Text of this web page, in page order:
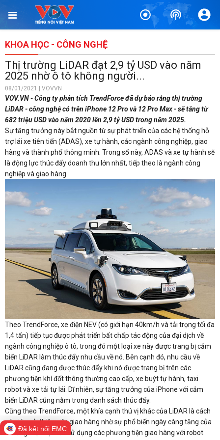
KHOA HỌC - CÔNG NGHỆ
Thị trường LiDAR đạt 2,9 tỷ USD vào năm
2025 nhờ ô tô không người...
08/01/2021 | VOVVN
VOV.VN - Công ty phân tích TrendForce đã dự báo rằng thị trường
LiDAR - công nghệ có trên iPhone 12 Pro và 12 Pro Max - sẽ tăng từ
682 triệu USD vào năm 2020 lên 2,9 tỷ USD trong năm 2025.
Sự tăng trưởng này bắt nguồn từ sự phát triển của các hệ thống hỗ
trợ lái xe tiên tiến (ADAS), xe tự hành, các ngành công nghiệp, giao
hàng và thành phố thông minh. Trong số này, ADAS và xe tự hành sẽ
là động lực thúc đẩy doanh thu lớn nhất, tiếp theo là ngành công
nghiệp và giao hàng.
Theo TrendForce, xe điện NEV (có giới hạn 40km/h và tải trọng tối đa
1,4 tấn) tiếp tục được phát triển bất chấp tác động của đại dịch về
ngành công nghiệp ô tô, trong đó một loại xe này được trang bị cảm
biến LiDAR làm thúc đẩy nhu cầu về nó. Bên cạnh đó, nhu cầu về
LiDAR cũng đang được thúc đẩy khi nó được trang bị trên các
phương tiện khí đốt thông thường cao cấp, xe buýt tự hành, taxi
robot và xe tải tự lái. Dĩ nhiên, sự tăng trưởng của iPhone với cảm
biến LiDAR cũng nằm trong danh sách thúc đẩy.
Cũng theo TrendForce, một khía cạnh thú vị khác của LiDAR là cách
nó giúp cải thiện việc giao hàng nhờ sự phổ biến ngày càng tăng của
thương mại điện tử. Sử dụng các phương tiện giao hàng với robot
Đã kết nối EMC